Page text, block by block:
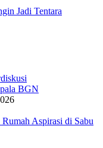
Jadi Tentara
BGN
Aspirasi di Sabu